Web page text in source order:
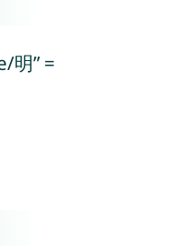
明” =